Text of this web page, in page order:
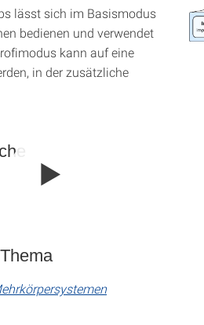
lässt sich im Basismodus
bedienen und verwendet
kann auf eine
in der zusätzliche